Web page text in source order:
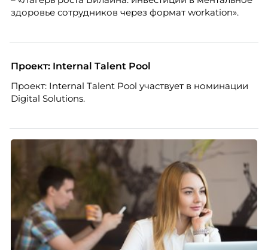
бизнесу находить и удерживать сильных
сотрудников.
здоровье сотрудников через формат workation».
Проект: Internal Talent Pool
Проект: Internal Talent Pool участвует в номинации
Digital Solutions.